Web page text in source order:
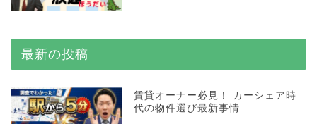
最新の投稿
賃貸オーナー必見！ カーシェア時
代の物件選び最新事情